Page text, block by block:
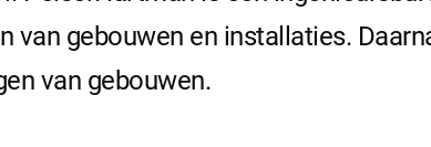
van gebouwen en installaties.
van gebouwen.